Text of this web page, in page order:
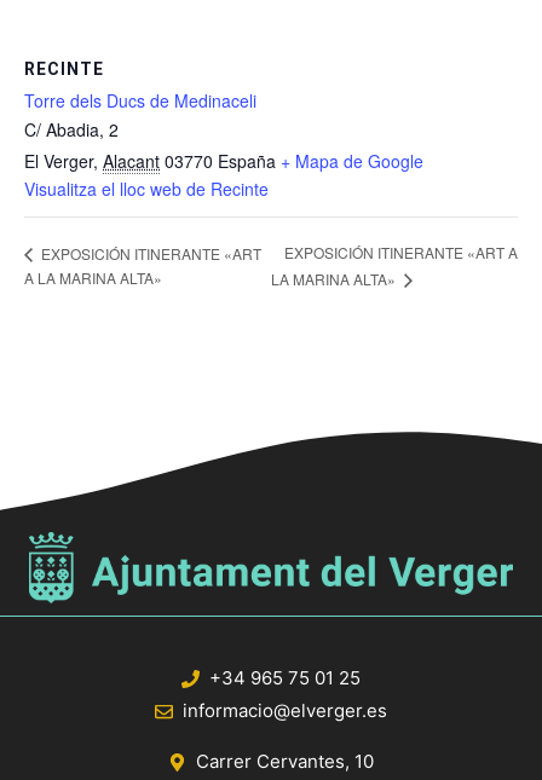
RECINTE
Torre dels Ducs de Medinaceli
C/ Abadia, 2
El Verger, Alacant 03770 España + Mapa de Google
Visualitza el lloc web de Recinte
EXPOSICIÓN ITINERANTE «ART
A LA MARINA ALTA»
EXPOSICIÓN ITINERANTE «ART A
LA MARINA ALTA»
+34 965 75 01 25
informacio@elverger.es
Carrer Cervantes, 10